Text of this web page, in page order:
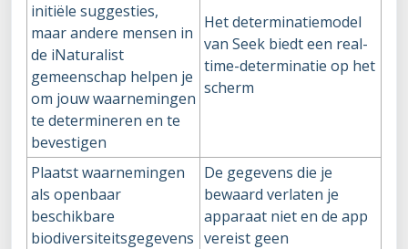
initiële suggesties,
maar andere mensen in
de iNaturalist
gemeenschap helpen je
om jouw waarnemingen
te determineren en te
bevestigen
Het determinatiemodel
van Seek biedt een real-
time-determinatie op het
scherm
Plaatst waarnemingen
als openbaar
beschikbare
biodiversiteitsgegevens
De gegevens die je
bewaard verlaten je
apparaat niet en de app
vereist geen